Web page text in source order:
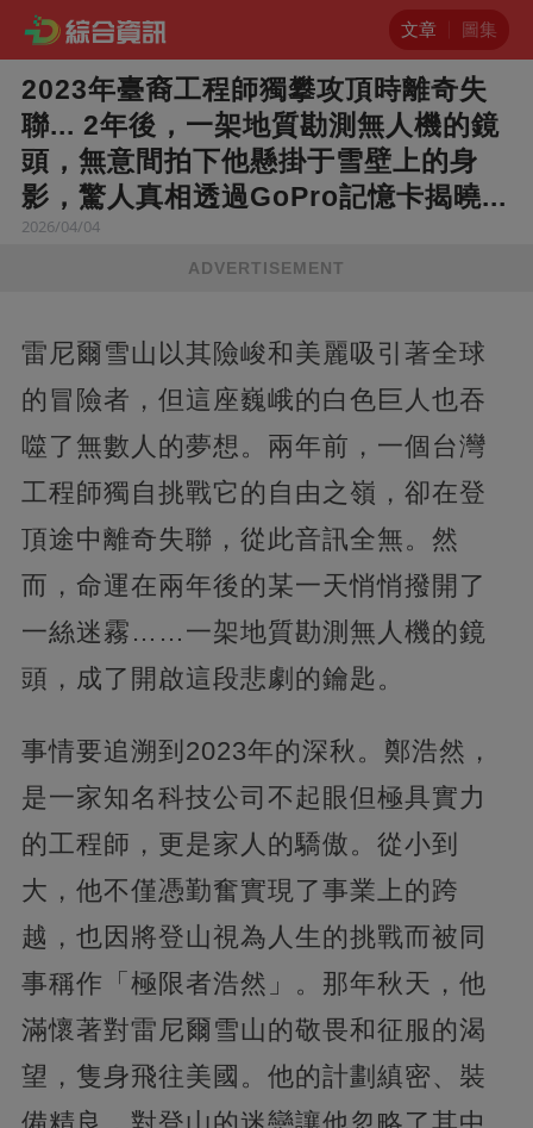
文章 圖集
2023年臺裔工程師獨攀攻頂時離奇失
聯... 2年後，一架地質勘測無人機的鏡
頭，無意間拍下他懸掛于雪壁上的身
影，驚人真相透過GoPro記憶卡揭曉...
2026/04/04
ADVERTISEMENT
雷尼爾雪山以其險峻和美麗吸引著全球
的冒險者，但這座巍峨的白色巨人也吞
噬了無數人的夢想。兩年前，一個台灣
工程師獨自挑戰它的自由之嶺，卻在登
頂途中離奇失聯，從此音訊全無。然
而，命運在兩年後的某一天悄悄撥開了
一絲迷霧……一架地質勘測無人機的鏡
頭，成了開啟這段悲劇的鑰匙。
事情要追溯到2023年的深秋。鄭浩然，
是一家知名科技公司不起眼但極具實力
的工程師，更是家人的驕傲。從小到
大，他不僅憑勤奮實現了事業上的跨
越，也因將登山視為人生的挑戰而被同
事稱作「極限者浩然」。那年秋天，他
滿懷著對雷尼爾雪山的敬畏和征服的渴
望，隻身飛往美國。他的計劃縝密、裝